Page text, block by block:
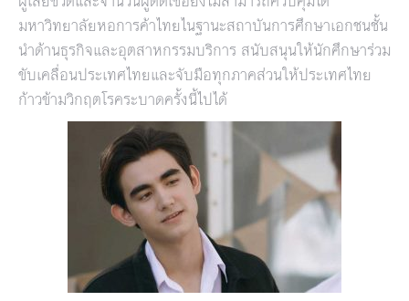
มหาวิทยาลัยหอการค้าไทยไนฐานะสถาบันการศึกษาเอกชนชั้น
นำด้านธุรกิจและอุตสาหกรรมบริการ สนับสนุนให้นักศึกษาร่วม
ขับเคลื่อนประเทศไทยและจับมือทุกภาคส่วนให้ประเทศไทย
ก้าวข้ามวิกฤตโรคระบาดครั้งนี้ไปได้